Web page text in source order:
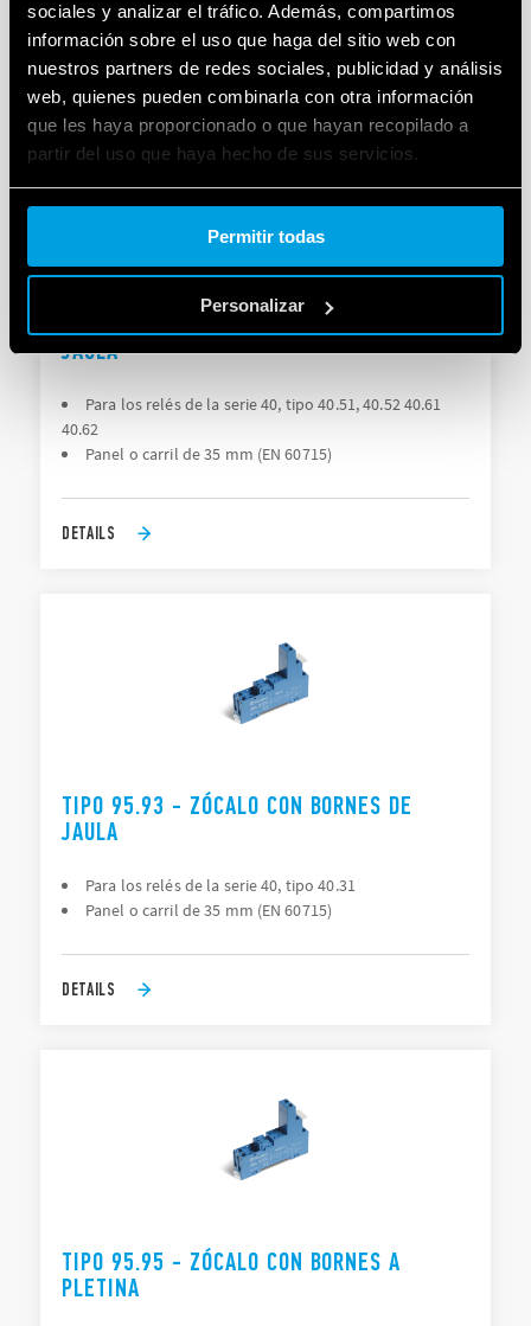
sociales y analizar el tráfico. Además, compartimos
información sobre el uso que haga del sitio web con
nuestros partners de redes sociales, publicidad y análisis
web, quienes pueden combinarla con otra información
que les haya proporcionado o que hayan recopilado a
partir del uso que haya hecho de sus servicios.
Cookie policy.
Permitir todas
Personalizar
DETAILS
TIPO 95.85 - ZÓCALO CON BORNES DE
JAULA
Para los relés de la serie 40, tipo 40.51, 40.52 40.61
40.62
Panel o carril de 35 mm (EN 60715)
DETAILS
TIPO 95.93 - ZÓCALO CON BORNES DE
JAULA
Para los relés de la serie 40, tipo 40.31
Panel o carril de 35 mm (EN 60715)
DETAILS
TIPO 95.95 - ZÓCALO CON BORNES A
PLETINA